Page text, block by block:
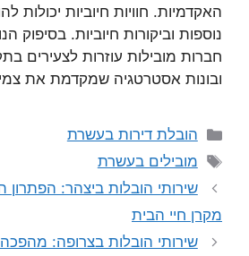
האקדמיות. חוויות חיוביות יכולות
נוספות וביקורות חיוביות. בסיפוק
חברות מובילות עוזרות לצעירים
ובונות אסטרטגיה שמקדמת את
קטגוריות
הובלת דירות בעשרת
תגיות
מובילים בעשרת
שירותי הובלות ביצהר:
מקרן חיי הבית
שירותי הובלות בצרופה: